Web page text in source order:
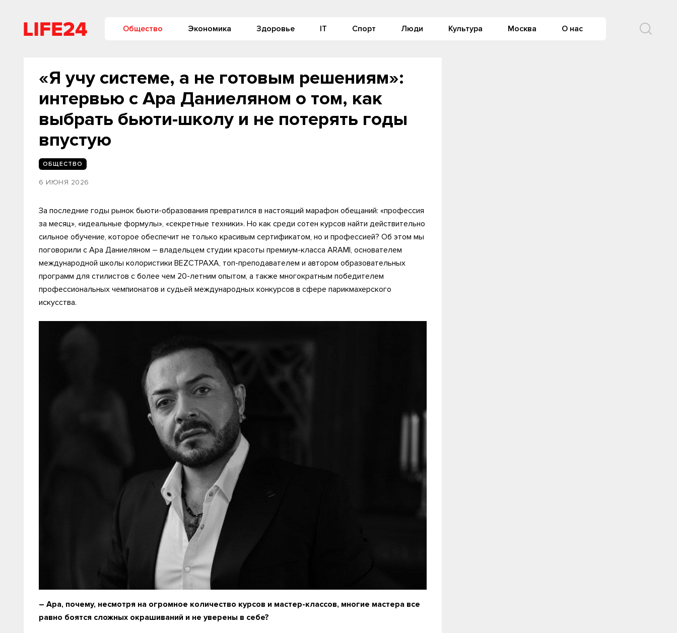
Общество Экономика Здоровье IT Спорт Люди Культура Москва О нас
«Я учу системе, а не готовым решениям»:
интервью с Ара Даниеляном о том, как
выбрать бьюти-школу и не потерять годы
впустую
ОБЩЕСТВО
6 ИЮНЯ 2026
За последние годы рынок бьюти-образования превратился в настоящий марафон обещаний: «профессия
за месяц», «идеальные формулы», «секретные техники». Но как среди сотен курсов найти действительно
сильное обучение, которое обеспечит не только красивым сертификатом, но и профессией? Об этом мы
поговорили с Ара Даниеляном – владельцем студии красоты премиум-класса ARAMI, основателем
международной школы колористики BEZСТРАХА, топ-преподавателем и автором образовательных
программ для стилистов с более чем 20-летним опытом, а также многократным победителем
профессиональных чемпионатов и судьей международных конкурсов в сфере парикмахерского
искусства.
– Ара, почему, несмотря на огромное количество курсов и мастер-классов, многие мастера все
равно боятся сложных окрашиваний и не уверены в себе?